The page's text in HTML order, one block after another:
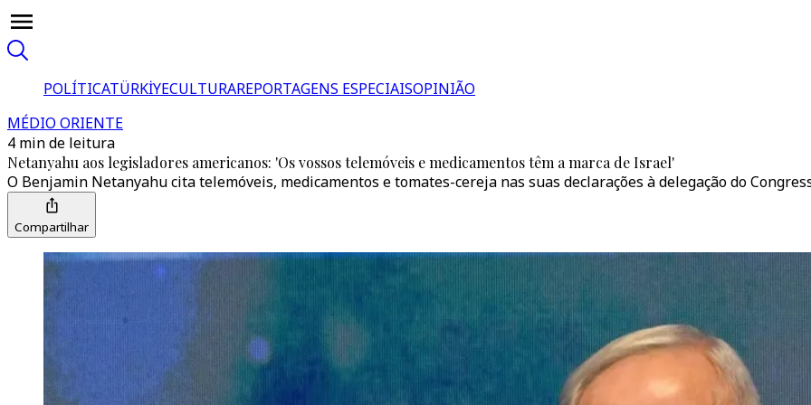
POLÍTICATÜRKİYECULTURAREPORTAGENS ESPECIAISOPINIÃO
MÉDIO ORIENTE
4 min de leitura
Netanyahu aos legisladores americanos: 'Os vossos telemóveis e medicamentos têm a marca de Israel'
O Benjamin Netanyahu cita telemóveis, medicamentos e tomates-cereja nas suas declarações à delegação do
Compartilhar